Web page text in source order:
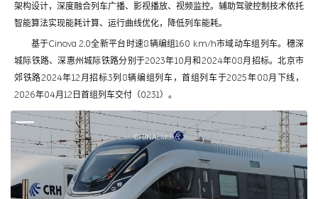
架构设计，深度融合列车广播、影视播放、视频监控。辅助驾驶控制技术依托
智能算法实现能耗计算、运行曲线优化，降低列车能耗。
基于Cinova 2.0全新平台时速8辆编组160 km/h市域动车组列车。穗深
城际铁路、深惠州城际铁路分别于2023年10月和2024年08月招标。北京市
郊铁路2024年12月招标3列8辆编组列车，首组列车于2025年08月下线，
2026年04月12日首组列车交付（0231）。